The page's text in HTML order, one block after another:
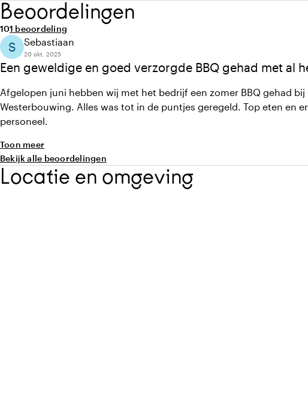
Beoordelingen
Gemiddelde beoordeling van 10 uit 10
10Aantal beoordelingen: 1
1 beoordeling
Een geweldige en goed verzorgde BBQ gehad met al
S Sebastiaan
20 okt. 2025
Afgelopen juni hebben wij met het bedrijf een zomer BBQ gehad
Westerbouwing. Alles was tot in de puntjes geregeld. Top eten en
personeel.
Toon meer
Bekijk alle beoordelingen
Locatie en omgeving